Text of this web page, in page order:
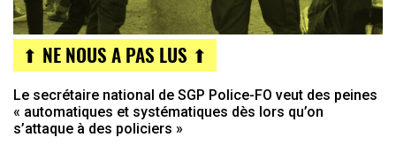
⬆ NE NOUS A PAS LUS ⬆
Le secrétaire national de SGP Police-FO veut des peines
« automatiques et systématiques dès lors qu’on
s’attaque à des policiers »